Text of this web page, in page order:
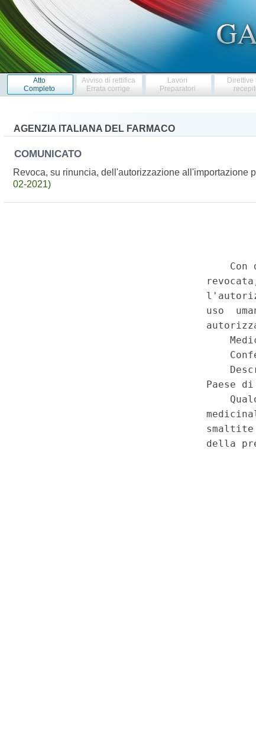
Atto
Completo
Avviso di rettifica
Errata corrige
Lavori
Preparatori
Direttive
AGENZIA ITALIANA DEL FARMACO
COMUNICATO
Revoca, su rinuncia, dell'autorizzazione all'importazione
02-2021)